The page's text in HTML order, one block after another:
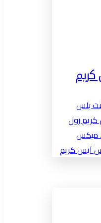
بلس
كريم رول
ميكس
آيس كريم